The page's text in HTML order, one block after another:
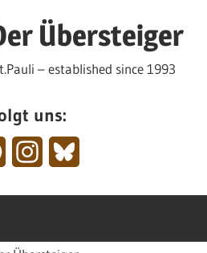
Übersteiger
– established since 1993
uns:
FacebookInstagram